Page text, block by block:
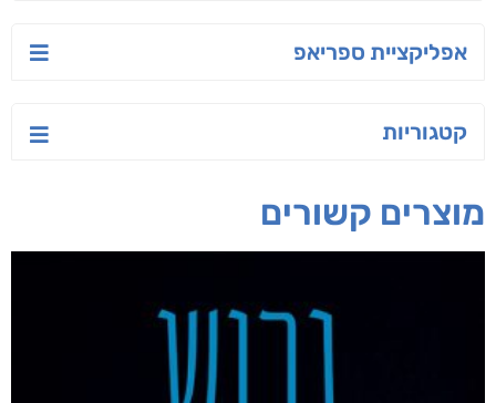
אפליקציית ספריאפ
קטגוריות
מוצרים קשורים